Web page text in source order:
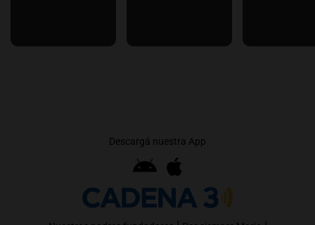
Descargá nuestra App